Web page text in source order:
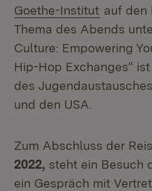
Goethe-Institut (Öffnet
auf den
Thema des Abends
Culture: Empowering
Hip-Hop Exchanges“
des
und den USA.
Zum Abschluss der
2022, steht ein Besuch
ein Gespräch mit